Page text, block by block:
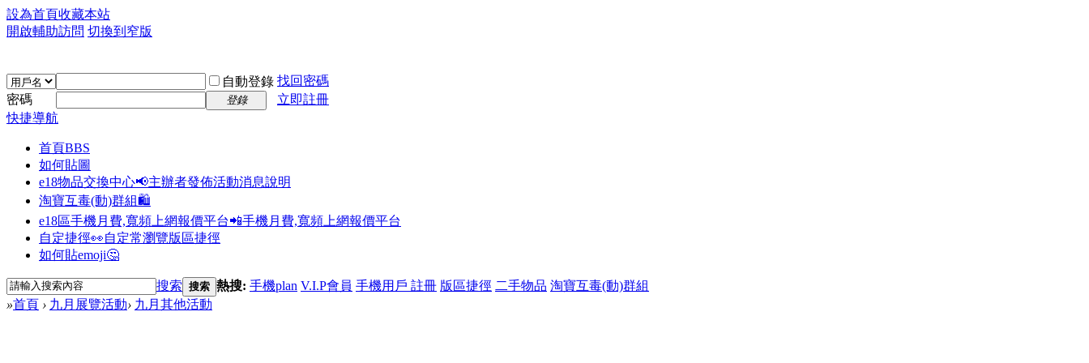
設為首頁收藏本站
開啟輔助訪問 切換到窄版
自動登錄 找回密碼
密碼
登錄
立即註冊
快捷導航
首頁BBS
如何貼圖
e18物品交換中心📢主辦者發佈活動消息說明
淘寶互毒(動)群組🛍️
e18區手機月費,寬頻上網報價平台📲手機月費,寬頻上網報價平台
自定捷徑👀自定常瀏覽版區捷徑
如何貼emoji🤔
搜索 搜索 熱搜: 手機plan V.I.P會員 手機用戶 註冊 版區捷徑 二手物品 淘寶互毒(動)群組
»首頁 › 九月展覽活動› 九月其他活動